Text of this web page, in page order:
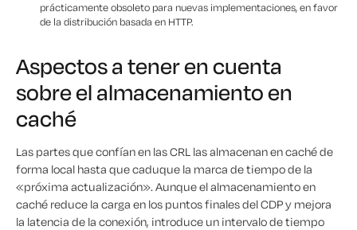
prácticamente obsoleto para nuevas implementaciones, en favor
de la distribución basada en HTTP.
Aspectos a tener en cuenta
sobre el almacenamiento en
caché
Las partes que confían en las CRL las almacenan en caché de
forma local hasta que caduque la marca de tiempo de la
«próxima actualización». Aunque el almacenamiento en
caché reduce la carga en los puntos finales del CDP y mejora
la latencia de la conexión, introduce un intervalo de tiempo